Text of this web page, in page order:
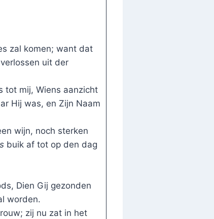
zal komen; want dat
uit der
tot mij, Wiens aanzicht
Hij was, en Zijn Naam
wijn, noch sterken
buik af tot op den dag
Dien Gij gezonden
worden.
zij nu zat in het